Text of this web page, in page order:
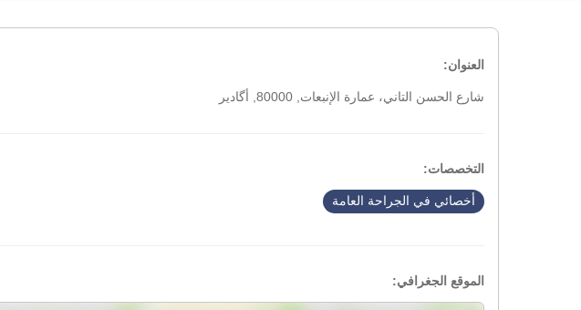
العنوان:
شارع الحسن التاني، عمارة الإنبعات, 80000, أگادير
التخصصات:
أخصائي في الجراحة العامة
الموقع الجغرافي: